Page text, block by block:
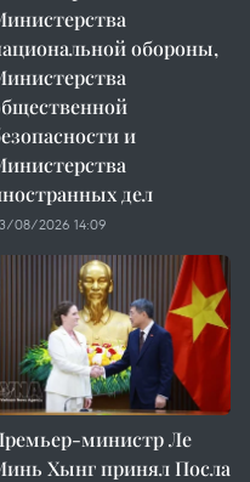
обороны,
и
дел
08/2026 14:09
министр Ле
Хынг принял Посла